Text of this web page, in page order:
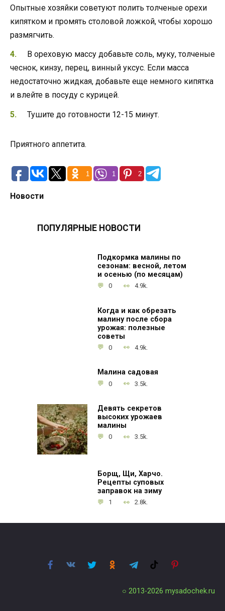
Опытные хозяйки советуют полить толченые орехи
кипятком и промять столовой ложкой, чтобы хорошо
размягчить.
В ореховую массу добавьте соль, муку, толченые
чеснок, кинзу, перец, винный уксус. Если масса
недостаточно жидкая, добавьте еще немного кипятка
и влейте в посуду с курицей.
Тушите до готовности 12-15 минут.
Приятного аппетита.
1 1 2
Новости
ПОПУЛЯРНЫЕ НОВОСТИ
Подкормка малины по
сезонам: весной, летом
и осенью (по месяцам)
0 4.9k.
Когда и как обрезать
малину после сбора
урожая: полезные
советы
0 4.9k.
Малина садовая
0 3.5k.
Девять секретов
высоких урожаев
малины
0 3.5k.
Борщ, Щи, Харчо.
Рецепты суповых
заправок на зиму
1 2.8k.
○ 2013-2026 mysadochek.ru